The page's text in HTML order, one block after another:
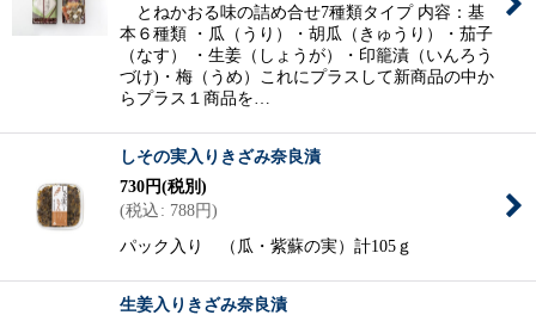
とねかおる味の詰め合せ7種類タイプ 内容：基
本６種類 ・瓜（うり）・胡瓜（きゅうり）・茄子
（なす） ・生姜（しょうが）・印籠漬（いんろう
づけ)・梅（うめ）これにプラスして新商品の中か
らプラス１商品を…
しその実入りきざみ奈良漬
730円(税別)
(税込: 788円)
パック入り （瓜・紫蘇の実）計105ｇ
生姜入りきざみ奈良漬